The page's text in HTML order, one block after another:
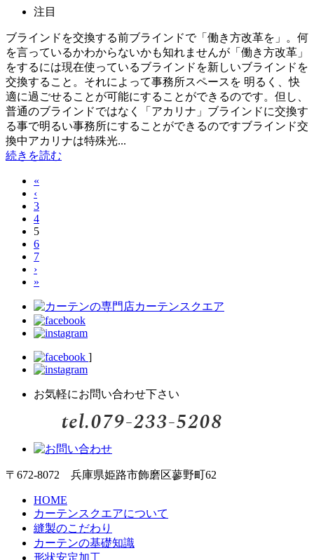
注目
ブラインドを交換する前ブラインドで「働き方改革を」。何
を言っているかわからないかも知れませんが「働き方改革」
をするには現在使っているブラインドを新しいブラインドを
交換すること。それによって事務所スペースを 明るく、快
適に過ごせることが可能にすることができるのです。但し、
普通のブラインドではなく「アカリナ」ブラインドに交換す
る事で明るい事務所にすることができるのですブラインド交
換中アカリナは特殊光...
続きを読む
«
‹
3
4
5
6
7
›
»
]
お気軽にお問い合わせ下さい
〒672-8072 兵庫県姫路市飾磨区蓼野町62
HOME
カーテンスクエアについて
縫製のこだわり
カーテンの基礎知識
形状安定加工